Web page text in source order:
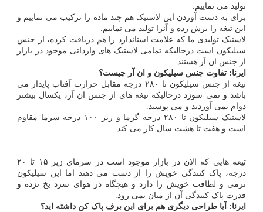
تولید می نماییم.
برای به دست آوردن این لاستیک هم چند ماده را ترکیب می نماییم و
این تیغه را برش زده و آنرا تولید می نماییم.
لاستیک تولیدی ما که علامت استاندارد را هم دریافت کرده، از جنس
سیلیکون است درحالیکه تمامی لاستیک های وارداتی موجود در بازار
از جنس ان آر هستند.
ایرنا: تفاوت جنس سیلیکون و ان آر چیست؟
تیغه از جنس سیلیکون تا ۲۸۰ درجه مقابل حرارت آفتاب پایدار می
باشد و نمی سوزد درحالیکه تیغه های از جنس ان آر، یکسال بیشتر
دوام نمی آوردند و می پوسند.
لاستیک سیلیکون تا ۲۸۰ درجه گرما و زیر ۱۰۰ درجه سرما مقاوم
است و هفت تا هشت سال کار می کند.
تیغه هایی که الان در بازار موجود است در سرمای زیر ۱۵ تا ۲۰
درجه، پاک کنندگی خویش را از دست می دهند اما این سیلیکون
نرمی و لطافت خویش را دارد و هیچگاه در هوای سرد یخ نزده و
قدرت پاک کنندگی آن از میان نمی رود.
ایرنا: آیا طراحی دیگری هم برای این برف پاک کن داشته اید؟